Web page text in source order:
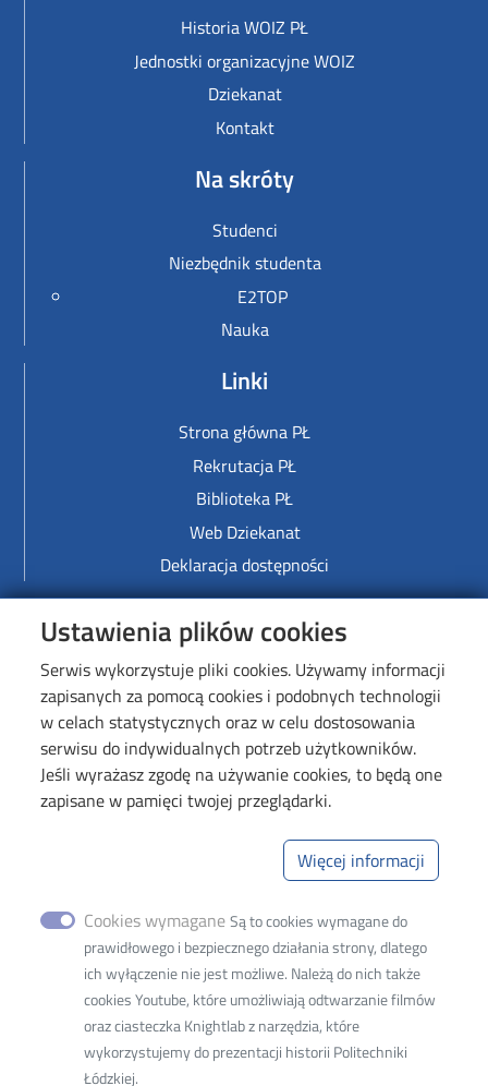
Ustawienia plików cookies
Serwis wykorzystuje pliki cookies. Używamy informacji
zapisanych za pomocą cookies i podobnych technologii
w celach statystycznych oraz w celu dostosowania
serwisu do indywidualnych potrzeb użytkowników.
Jeśli wyrażasz zgodę na używanie cookies, to będą one
zapisane w pamięci twojej przeglądarki.
Więcej informacji
Cookies wymagane Są to cookies wymagane do
prawidłowego i bezpiecznego działania strony, dlatego
ich wyłączenie nie jest możliwe. Należą do nich także
cookies Youtube, które umożliwiają odtwarzanie filmów
oraz ciasteczka Knightlab z narzędzia, które
wykorzystujemy do prezentacji historii Politechniki
Łódzkiej.
Image
Politechnika Łódzka
Wydział Organizacji i Zarządzania
93-005 Łódź, ul. Wólczańska 221
Adres do korespondencji:
90-924 Łódź
ul. Żeromskiego 116
Adres do doręczeń elektronicznych (ADE):AE:PL-
77859-99877-ERVVB-29
Historia WOIZ PŁ
Jednostki organizacyjne WOIZ
Dziekanat
Kontakt
Na skróty
Studenci
Niezbędnik studenta
E2TOP
Nauka
Linki
Strona główna PŁ
Rekrutacja PŁ
Biblioteka PŁ
Web Dziekanat
Deklaracja dostępności